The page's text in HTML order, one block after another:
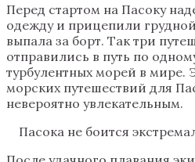
Перед стартом на Пасоку
одежду и прицепили
выпала за борт. Так три
отправились в путь по
турбулентных морей в мире.
морских путешествий для
невероятно увлекательным.
Пасока не боится